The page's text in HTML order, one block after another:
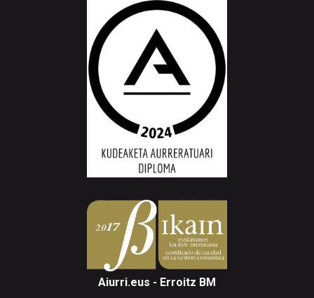
Aiurri.eus - Erroitz BM